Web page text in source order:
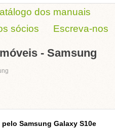
dos manuais
sócios Escreva-nos
- Samsung
pelo Samsung Galaxy S10e